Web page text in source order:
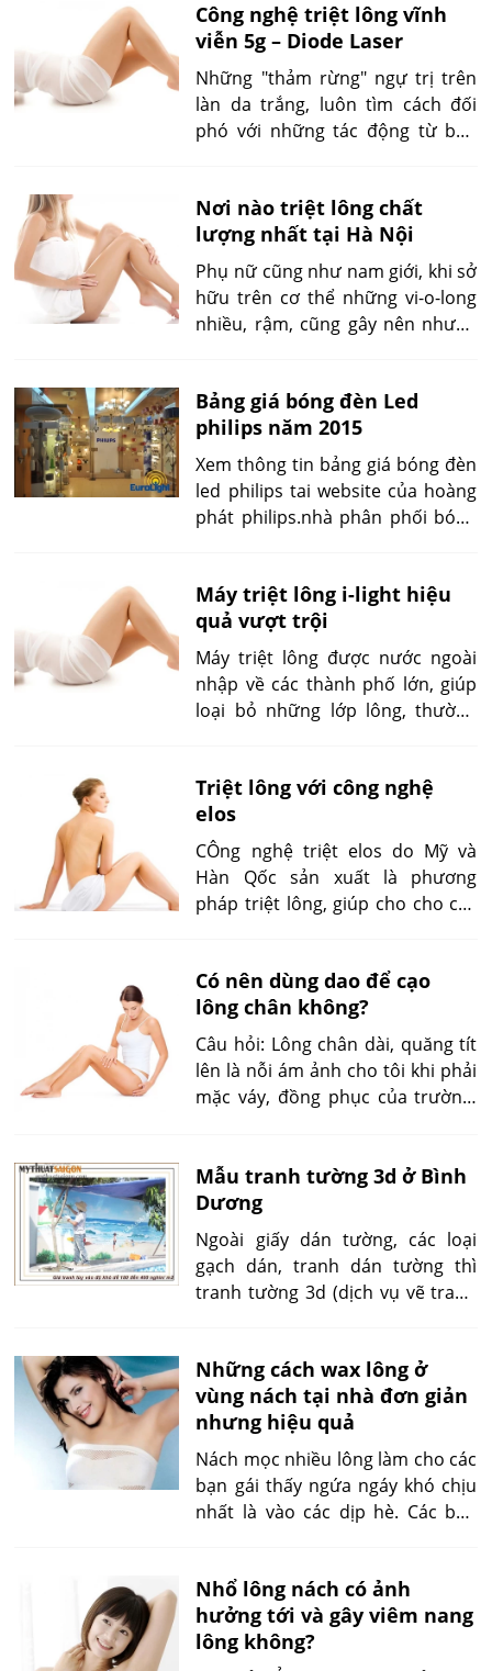
thành phố lớn. Không chỉ được
các hộ gia đình ưa chuộng mà
hình thức trang trí này còn được
các kiến trúc sư ứng dụng triệt
để, nhằm làm tăng hiệu quả trang
trí và tính mỹ thuật cho ngôi nhà.
Công nghệ triệt lông vĩnh
viễn 5g – Diode Laser
Những "thảm rừng" ngự trị trên
làn da trắng, luôn tìm cách đối
phó với những tác động từ bên
coi như vô nghĩa? CHúng vẫn mọc
và còn mạnh mẽ tiến lên nữa. Với
Công nghệ triệt lông vĩnh viễn 5g
Diode Laser, là khắc tinh của
chúng, tìm hiểu nhé!
Nơi nào triệt lông chất
lượng nhất tại Hà Nội
Phụ nữ cũng như nam giới, khi sở
hữu trên cơ thể những vi-o-long
nhiều, rậm, cũng gây nên nhưng
như chất lượng là điều mà họ
luôn quan tâm.
Bảng giá bóng đèn Led
philips năm 2015
Xem thông tin bảng giá bóng đèn
led philips tai website của hoàng
phát philips.nhà phân phối bóng
trình trên toàn quốc.
Máy triệt lông i-light hiệu
quả vượt trội
Máy triệt lông được nước ngoài
nhập về các thành phố lớn, giúp
loại bỏ những lớp lông, thường
công nghệ này được TMV Mai
hồng đã và đang sử dụng.
Triệt lông với công nghệ
elos
CÔng nghệ triệt elos do Mỹ và
Hàn Qốc sản xuất là phương
pháp triệt lông, giúp cho cho các
trong lãnh vực này, để hiểu rõ
hơn hãy xem bài viết bên dưới, sẽ
giúp chị em nắm rõ và chon lựa
cho mình
Có nên dùng dao để cạo
lông chân không?
Câu hỏi: Lông chân dài, quăng tít
lên là nỗi ám ảnh cho tôi khi phải
mặc váy, đồng phục của trường.
này, có nên cạo lông chân không?
Xin cho biết.
Mẫu tranh tường 3d ở Bình
Dương
Ngoài giấy dán tường, các loại
gạch dán, tranh dán tường thì
tranh tường 3d (dịch vụ vẽ tranh
ủng hộ nồng nhiệt từ đông đảo
người dùng trong suốt những
năm qua.
Những cách wax lông ở
vùng nách tại nhà đơn giản
nhưng hiệu quả
Nách mọc nhiều lông làm cho các
bạn gái thấy ngứa ngáy khó chịu
nhất là vào các dịp hè. Các bạn
chúng nhanh chóng biến mất.
Nhổ lông nách có ảnh
hưởng tới và gây viêm nang
lông không?